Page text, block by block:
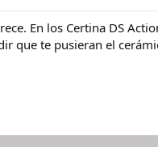
En los Certina DS
que te pusieran el